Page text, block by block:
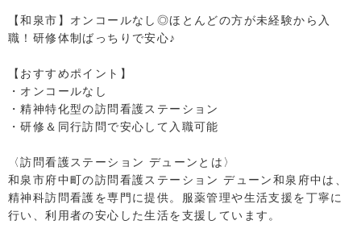
【和泉市】オンコールなし◎ほとんどの方が未経験から入
職！研修体制ばっちりで安心♪
【おすすめポイント】
・オンコールなし
・精神特化型の訪問看護ステーション
・研修＆同行訪問で安心して入職可能
〈訪問看護ステーション デューンとは〉
和泉市府中町の訪問看護ステーション デューン和泉府中は、
精神科訪問看護を専門に提供。服薬管理や生活支援を丁寧に
行い、利用者の安心した生活を支援しています。